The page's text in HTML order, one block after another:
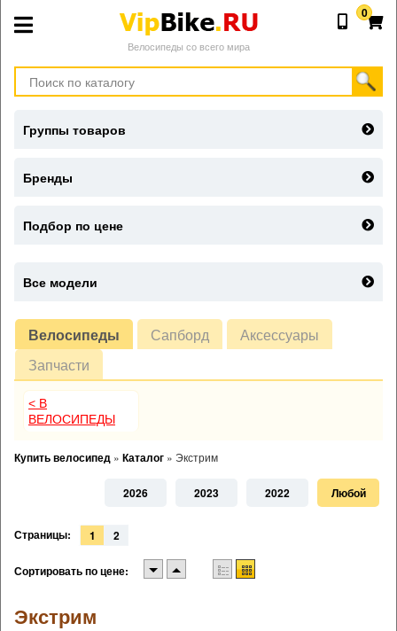
Велосипеды со всего мира
0
Велосипеды Сапборд
Аксессуары
Запчасти
< В
ВЕЛОСИПЕДЫ
Купить велосипед » Каталог » Экстрим
2026 2023 2022 Любой
Страницы: 1 2
Сортировать по цене:
Экстрим
Группы товаров
Бренды
Подбор по цене
Все модели